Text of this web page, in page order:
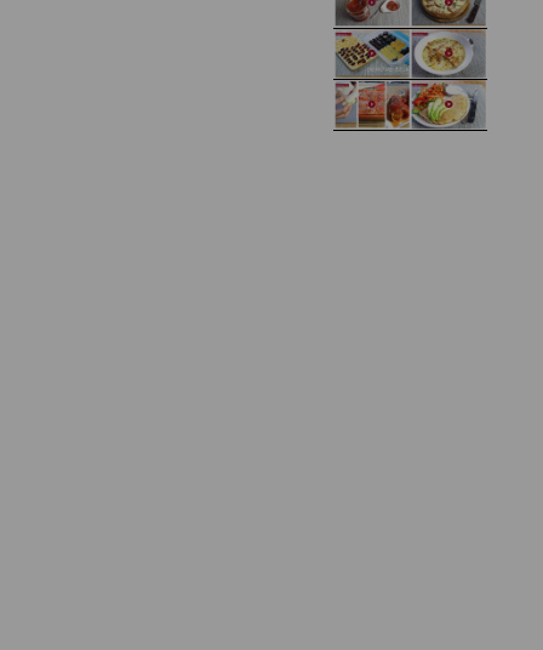
Domowy ketchup (bez
cukru)
Tarta francuska z
cebulą i pomidorem
Domowe żelki
Zupa kurkowa z
selerem i pietruszką